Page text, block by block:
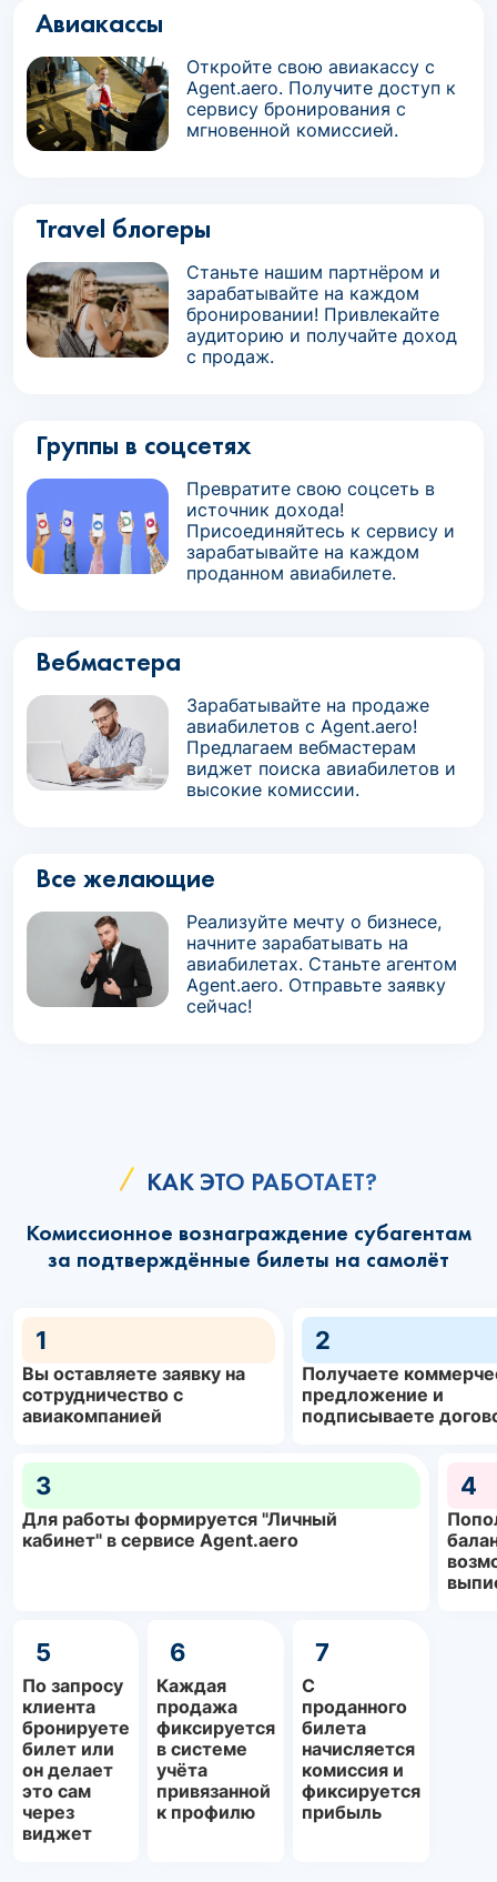
Авиакассы
Откройте свою авиакассу с
Agent.aero. Получите доступ к
сервису бронирования с
мгновенной комиссией.
Travel блогеры
Станьте нашим партнёром и
зарабатывайте на каждом
бронировании! Привлекайте
аудиторию и получайте доход
с продаж.
Группы в соцсетях
Превратите свою соцсеть в
источник дохода!
Присоединяйтесь к сервису и
зарабатывайте на каждом
проданном авиабилете.
Вебмастера
Зарабатывайте на продаже
авиабилетов с Agent.aero!
Предлагаем вебмастерам
виджет поиска авиабилетов и
высокие комиссии.
Все желающие
Реализуйте мечту о бизнесе,
начните зарабатывать на
авиабилетах. Станьте агентом
Agent.aero. Отправьте заявку
сейчас!
КАК ЭТО РАБОТАЕТ?
Комиссионное вознаграждение субагентам
за подтверждённые билеты на самолёт
1
Вы оставляете заявку на
сотрудничество с
авиакомпанией
2
Получаете
предложение и
подписываете
3
Для работы формируется "Личный
кабинет" в сервисе Agent.aero
4
5
По запросу
клиента
бронируете
билет или
он делает
это сам
через
виджет
6
Каждая
продажа
фиксируется
в системе
учёта
привязанной
к профилю
7
С
проданного
билета
начисляется
комиссия и
фиксируется
прибыль